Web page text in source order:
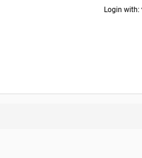
Login with: